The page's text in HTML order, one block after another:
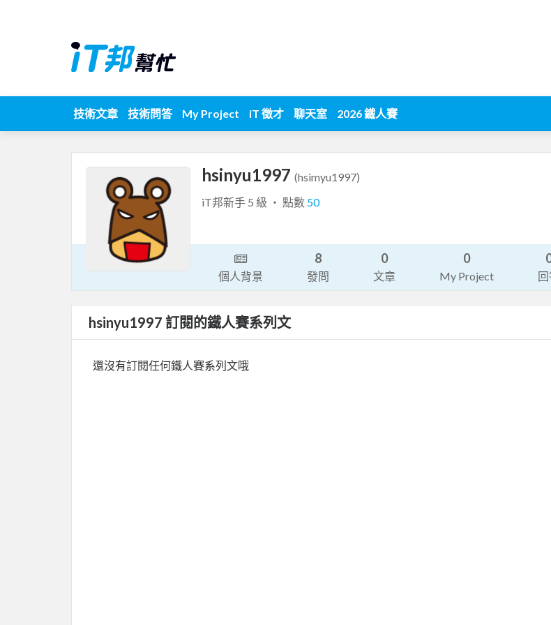
技術文章 技術問答 My Project iT 徵才 聊天室 2026 鐵人賽
hsinyu1997 (hsimyu1997)
iT邦新手 5 級 ‧ 點數 50
個人背景
8
發問
0
文章
0
My Project
hsinyu1997 訂閱的鐵人賽系列文
還沒有訂閱任何鐵人賽系列文哦